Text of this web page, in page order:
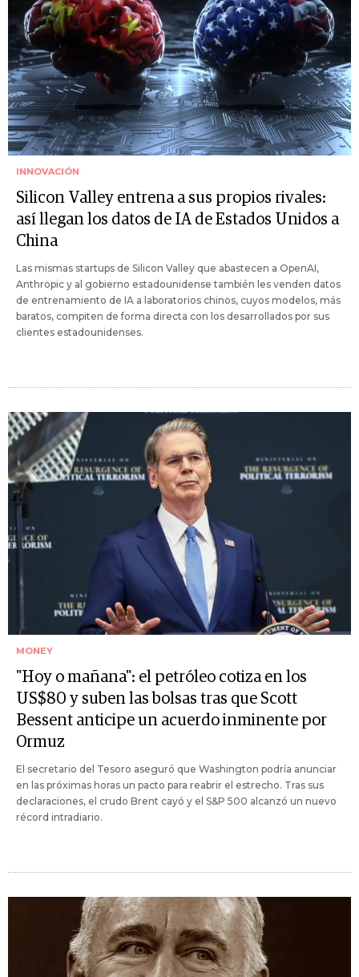
INNOVACIÓN
Silicon Valley entrena a sus propios rivales:
así llegan los datos de IA de Estados Unidos a
China
Las mismas startups de Silicon Valley que abastecen a OpenAI,
Anthropic y al gobierno estadounidense también les venden datos
de entrenamiento de IA a laboratorios chinos, cuyos modelos, más
baratos, compiten de forma directa con los desarrollados por sus
clientes estadounidenses.
MONEY
"Hoy o mañana": el petróleo cotiza en los
US$80 y suben las bolsas tras que Scott
Bessent anticipe un acuerdo inminente por
Ormuz
El secretario del Tesoro aseguró que Washington podría anunciar
en las próximas horas un pacto para reabrir el estrecho. Tras sus
declaraciones, el crudo Brent cayó y el S&P 500 alcanzó un nuevo
récord intradiario.